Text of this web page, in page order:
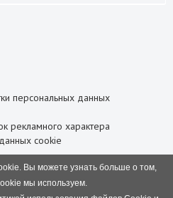
персональных данных
рекламного характера
cookie
Вы можете узнать больше о том,
мы используем.